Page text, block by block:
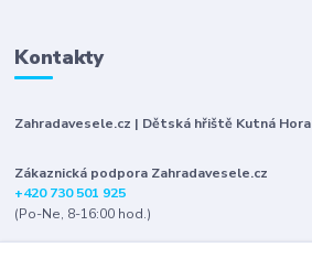
Kontakty
Zahradavesele.cz | Dětská hřiště Kutná Hora
Zákaznická podpora Zahradavesele.cz
+420 730 501 925
(Po-Ne, 8-16:00 hod.)